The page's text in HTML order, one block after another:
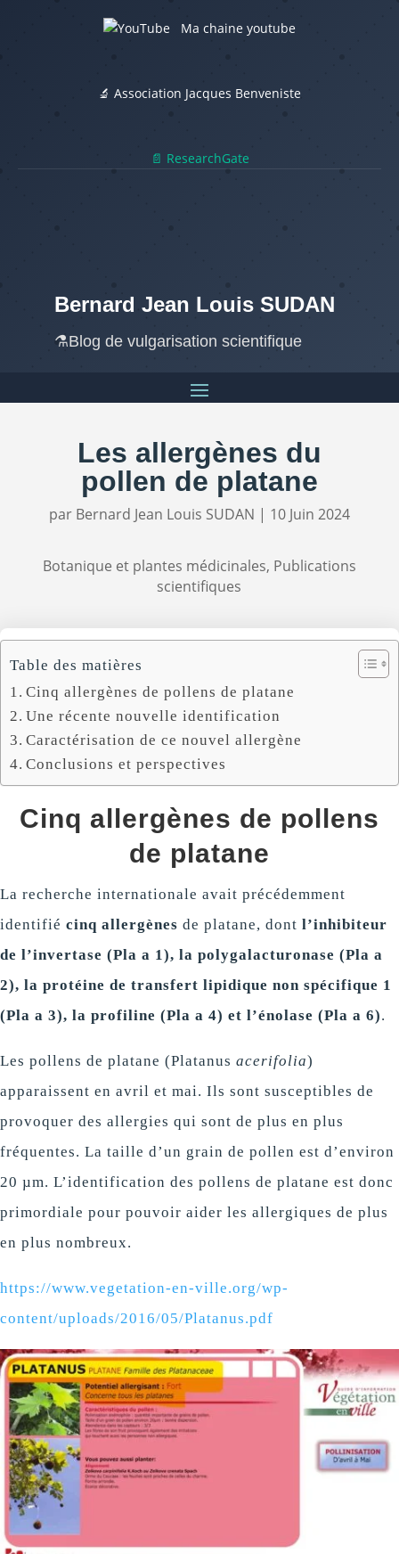
Ma chaine youtube
🔬 Association Jacques Benveniste
📄 ResearchGate
Bernard Jean Louis SUDAN
⚗️Blog de vulgarisation scientifique
Les allergènes du
pollen de platane
par Bernard Jean Louis SUDAN | 10 Juin 2024
Botanique et plantes médicinales, Publications
scientifiques
Table des matières
Cinq allergènes de pollens de platane
Une récente nouvelle identification
Caractérisation de ce nouvel allergène
Conclusions et perspectives
Cinq allergènes de pollens
de platane
La recherche internationale avait précédemment
identifié cinq allergènes de platane, dont l’inhibiteur
de l’invertase (Pla a 1), la polygalacturonase (Pla a
2), la protéine de transfert lipidique non spécifique 1
(Pla a 3), la profiline (Pla a 4) et l’énolase (Pla a 6).
Les pollens de platane (Platanus acerifolia)
apparaissent en avril et mai. Ils sont susceptibles de
provoquer des allergies qui sont de plus en plus
fréquentes. La taille d’un grain de pollen est d’environ
20 µm. L’identification des pollens de platane est donc
primordiale pour pouvoir aider les allergiques de plus
en plus nombreux.
https://www.vegetation-en-ville.org/wp-
content/uploads/2016/05/Platanus.pdf